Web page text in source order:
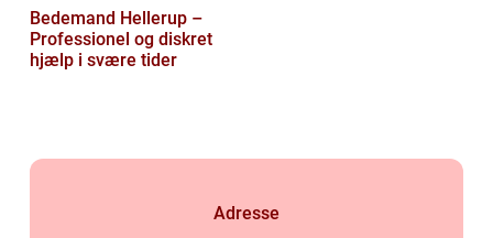
Bedemand Hellerup –
Professionel og diskret
hjælp i svære tider
Adresse